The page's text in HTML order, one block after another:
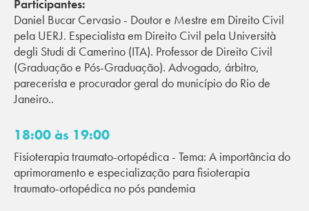
Participantes:
Daniel Bucar Cervasio - Doutor e Mestre em Direito Civil
pela UERJ. Especialista em Direito Civil pela Università
degli Studi di Camerino (ITA). Professor de Direito Civil
(Graduação e Pós-Graduação). Advogado, árbitro,
parecerista e procurador geral do município do Rio de
Janeiro..
18:00 às 19:00
Fisioterapia traumato-ortopédica - Tema: A importância do
aprimoramento e especialização para fisioterapia
traumato-ortopédica no pós pandemia